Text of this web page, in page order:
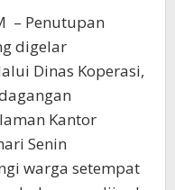
– Penutupan
digelar
Dinas Koperasi,
Kantor
Senin
warga setempat